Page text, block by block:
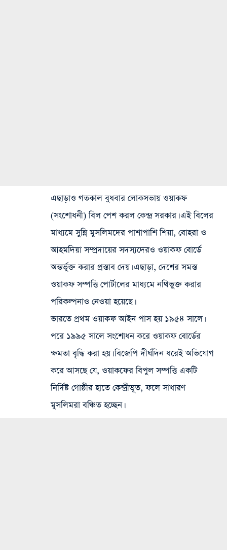
এছাড়াও গতকাল বুধবার লোকসভায় ওয়াকফ
(সংশোধনী) বিল পেশ করল কেন্দ্র সরকার। এই বিলের
মাধ্যমে সুন্নি মুসলিমদের পাশাপাশি শিয়া, বোহরা ও
আহমদিয়া সম্প্রদায়ের সদস্যদেরও ওয়াকফ বোর্ডে
অন্তর্ভুক্ত করার প্রস্তাব দেয়। এছাড়া, দেশের সমস্ত
ওয়াকফ সম্পত্তি পোর্টালের মাধ্যমে নথিভুক্ত করার
পরিকল্পনাও নেওয়া হয়েছে।
ভারতে প্রথম ওয়াকফ আইন পাস হয় ১৯৫৪ সালে।
পরে ১৯৯৫ সালে সংশোধন করে ওয়াকফ বোর্ডের
ক্ষমতা বৃদ্ধি করা হয়। বিজেপি দীর্ঘদিন ধরেই অভিযোগ
করে আসছে যে, ওয়াকফের বিপুল সম্পত্তি একটি
নির্দিষ্ট গোষ্ঠীর হাতে কেন্দ্রীভূত, ফলে সাধারণ
মুসলিমরা বঞ্চিত হচ্ছেন।